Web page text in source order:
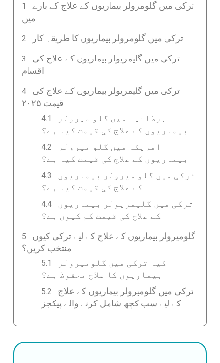
ترکی میں گلومرولر بیماریوں کے علاج کے بارے
میں
ترکی میں گلومرولر بیماریوں کا طریقہ کار
ترکی میں گلیمریولر بیماریوں کے علاج کی
اقسام
ترکی میں گلیمریولر بیماریوں کے علاج کی
قیمت ۲۰۲۵
برطانیہ میں گلو میرولر
بیماریوں کے علاج کی قیمت کیا ہے؟
امریکہ میں گلو میرولر
بیماریوں کے علاج کی قیمت کیا ہے؟
ترکی میں گلو میرولر بیماریوں
کے علاج کی قیمت کیا ہے؟
ترکی میں گلیمریولر بیماریوں
کے علاج کی قیمت کم کیوں ہے؟
گلومیرولر بیماریوں کے علاج کے لیے ترکی کیوں
منتخب کریں؟
کیا ترکی میں گلومیرولر
بیماریوں کا علاج محفوظ ہے؟
ترکی میں گلومیرولر بیماریوں کے علاج
کے لیے سب کچھ شامل کرنے والے پیکجز